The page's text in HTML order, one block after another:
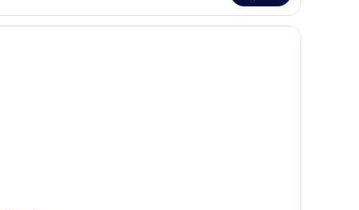
una mesita de noche pequeña y un tocador. Se ve un baño al